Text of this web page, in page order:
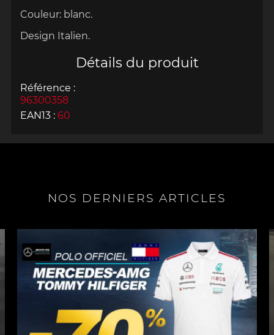
Couleur: blanc.
Design Italien.
Détails du produit
Référence :
96300358
EAN13 : 60
NOS DERNIERS ARTICLES